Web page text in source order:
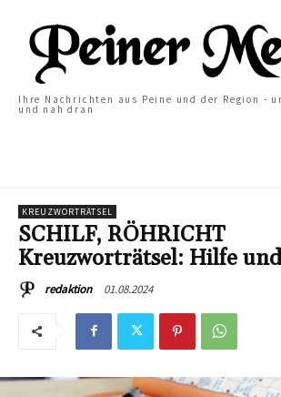
Ihre Nachrichten aus Peine und der Region -
und nah dran
KREUZWORTRÄTSEL
SCHILF, RÖHRICHT
Kreuzworträtsel: Hilfe
redaktion 01.08.2024